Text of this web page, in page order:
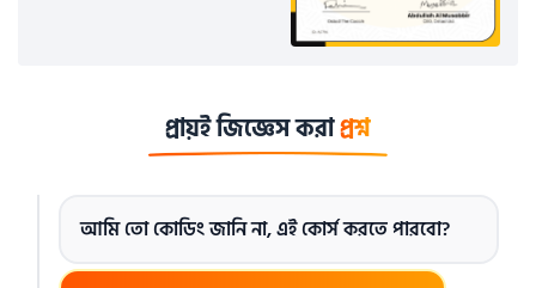
প্রায়ই জিজ্ঞেস করাপ্রশ্ন
আমি তো কোডিং জানি না, এই কোর্স করতে পারবো?